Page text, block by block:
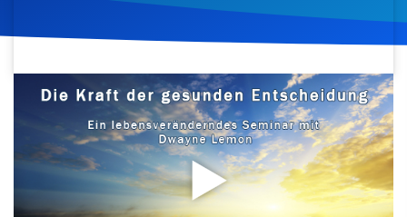
2. Dezember 2012 1.256Klicks Download
In dieser Predigt von Dwayne Lemon geht es um die
Über Uns
Kontakt
Spenden